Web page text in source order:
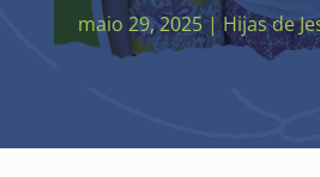
maio 29, 2025|Hijas de